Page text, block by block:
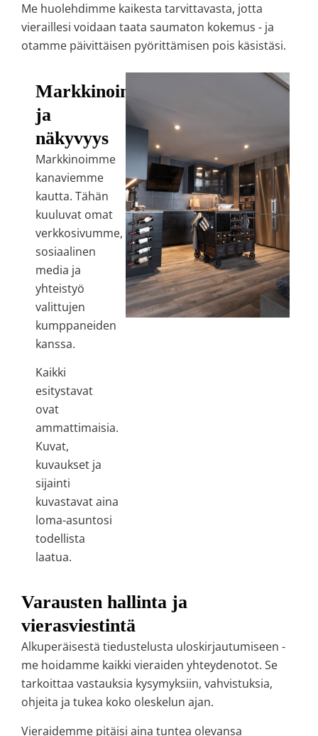
Me huolehdimme kaikesta tarvittavasta, jotta
vieraillesi voidaan taata saumaton kokemus - ja
otamme päivittäisen pyörittämisen pois käsistäsi.
Markkinointi
ja
näkyvyys
Markkinoimme
kanaviemme
kautta. Tähän
kuuluvat omat
verkkosivumme,
sosiaalinen
media ja
yhteistyö
valittujen
kumppaneiden
kanssa.
Kaikki
esitystavat
ovat
ammattimaisia.
Kuvat,
kuvaukset ja
sijainti
kuvastavat aina
loma-asuntosi
todellista
laatua.
Varausten hallinta ja
vierasviestintä
Alkuperäisestä tiedustelusta uloskirjautumiseen -
me hoidamme kaikki vieraiden yhteydenotot. Se
tarkoittaa vastauksia kysymyksiin, vahvistuksia,
ohjeita ja tukea koko oleskelun ajan.
Vieraidemme pitäisi aina tuntea olevansa